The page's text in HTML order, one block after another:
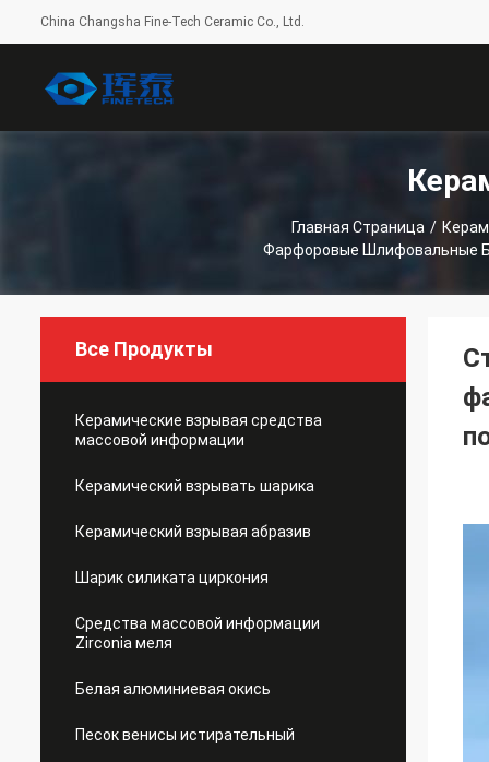
China Changsha Fine-Tech Ceramic Co., Ltd.
Главная Страница /
Фарфоровые Шлифовальные
Все Продукты
Керамические взрывая средства
массовой информации
Керамический взрывать шарика
Керамический взрывая абразив
Шарик силиката циркония
Средства массовой информации
Zirconia меля
Белая алюминиевая окись
Песок венисы истирательный